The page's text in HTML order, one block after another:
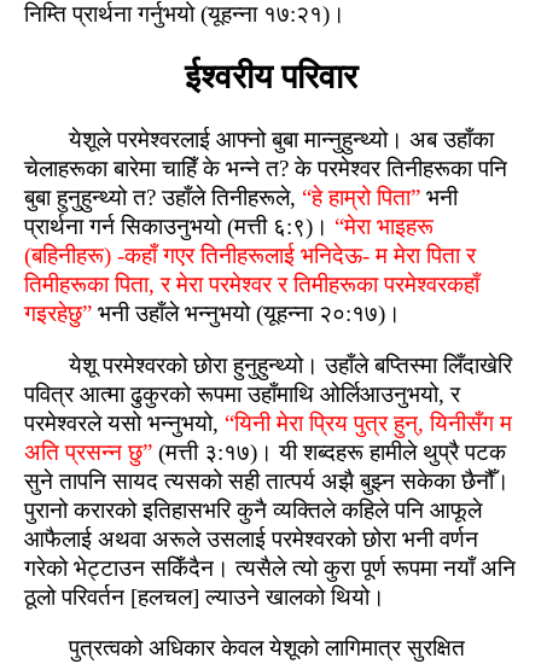
निम्‍ति प्रार्थना गर्नुभयो (यूहन्ना १७:२१)।
ईश्‍वरीय परिवार
येशूले परमेश्‍वरलाई आफ्‍नो बुबा मान्नुहुन्‍थ्यो। अब उहाँका
चेलाहरूका बारेमा चाहिँ के भन्ने त? के परमेश्‍वर तिनीहरूका पनि
बुबा हुनुहुन्‍थ्यो त? उहाँले तिनीहरूले, “हे हाम्रो पिता” भनी
प्रार्थना गर्न सिकाउनुभयो (मत्ती ६:९)। “मेरा भाइहरू
(बहिनीहरू) -कहाँ गएर तिनीहरूलाई भनिदेऊ- म मेरा पिता र
तिमीहरूका पिता, र मेरा परमेश्‍वर र तिमीहरूका परमेश्‍वरकहाँ
गइरहेछु” भनी उहाँले भन्नुभयो (यूहन्ना २०:१७)।
येशू परमेश्‍वरको छोरा हुनुहुन्‍थ्यो। उहाँले बप्‍तिस्‍मा लिँदाखेरि
पवित्र आत्‍मा ढुकुरको रूपमा उहाँमाथि ओर्लिआउनुभयो, र
परमेश्‍वरले यसो भन्नुभयो, “यिनी मेरा प्रिय पुत्र हुन्, यिनीसँग म
अति प्रसन्न छु” (मत्ती ३:१७)। यी शब्‍दहरू हामीले थुप्रै पटक
सुने तापनि सायद त्यसको सही तात्‍पर्य अझै बुझ्‍न सकेका छैनौँ।
पुरानो करारको इतिहासभरि कुनै व्यक्तिले कहिले पनि आफूले
आफैलाई अथवा अरूले उसलाई परमेश्‍वरको छोरा भनी वर्णन
गरेको भेट्टाउन सकिँदैन। त्यसैले त्‍यो कुरा पूर्ण रूपमा नयाँ अनि
ठूलो परिवर्तन [हलचल] ल्याउने खालको थियो।
पुत्रत्‍वको अधिकार केवल येशूको लागिमात्र सुरक्षित